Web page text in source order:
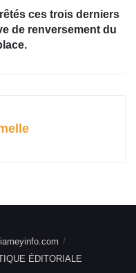
ces trois derniers
de renversement du
ÉDITORIALE